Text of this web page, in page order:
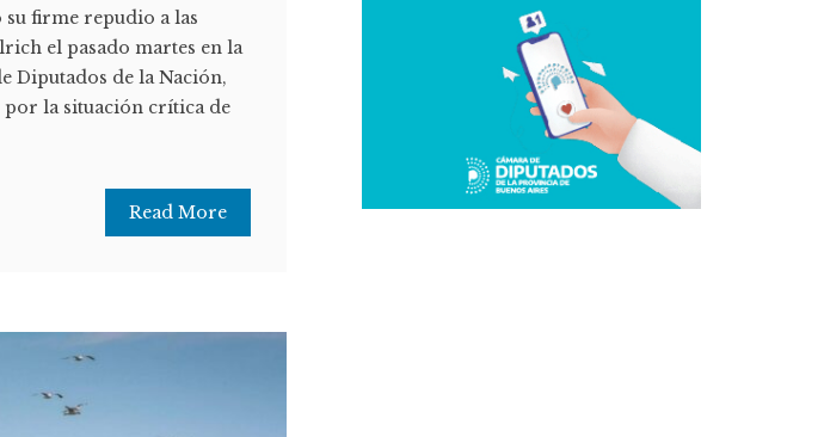
firme repudio a las
el pasado martes en la
Diputados de la Nación,
por la situación crítica de
Read More